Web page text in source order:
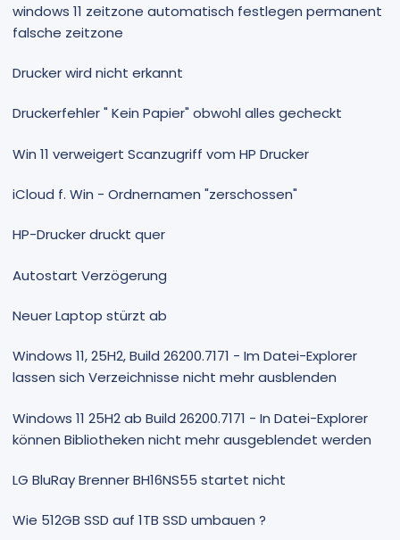
windows 11 zeitzone automatisch festlegen permanent
falsche zeitzone
Drucker wird nicht erkannt
Druckerfehler " Kein Papier" obwohl alles gecheckt
Win 11 verweigert Scanzugriff vom HP Drucker
iCloud f. Win - Ordnernamen "zerschossen"
HP-Drucker druckt quer
Autostart Verzögerung
Neuer Laptop stürzt ab
Windows 11, 25H2, Build 26200.7171 - Im Datei-Explorer
lassen sich Verzeichnisse nicht mehr ausblenden
Windows 11 25H2 ab Build 26200.7171 - In Datei-Explorer
können Bibliotheken nicht mehr ausgeblendet werden
LG BluRay Brenner BH16NS55 startet nicht
Wie 512GB SSD auf 1TB SSD umbauen ?